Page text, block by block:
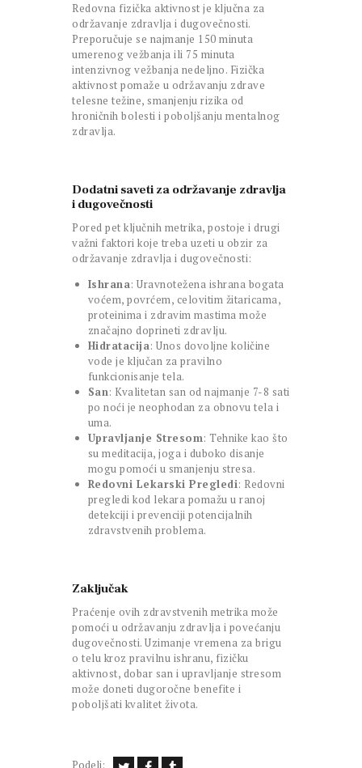
Redovna fizička aktivnost je ključna za
održavanje zdravlja i dugovečnosti.
Preporučuje se najmanje 150 minuta
umerenog vežbanja ili 75 minuta
intenzivnog vežbanja nedeljno. Fizička
aktivnost pomaže u održavanju zdrave
telesne težine, smanjenju rizika od
hroničnih bolesti i poboljšanju mentalnog
zdravlja.
Dodatni saveti za održavanje zdravlja
i dugovečnosti
Pored pet ključnih metrika, postoje i drugi
važni faktori koje treba uzeti u obzir za
održavanje zdravlja i dugovečnosti:
Ishrana: Uravnotežena ishrana bogata
voćem, povrćem, celovitim žitaricama,
proteinima i zdravim mastima može
značajno doprineti zdravlju.
Hidratacija: Unos dovoljne količine
vode je ključan za pravilno
funkcionisanje tela.
San: Kvalitetan san od najmanje 7-8 sati
po noći je neophodan za obnovu tela i
uma.
Upravljanje Stresom: Tehnike kao što
su meditacija, joga i duboko disanje
mogu pomoći u smanjenju stresa.
Redovni Lekarski Pregledi: Redovni
pregledi kod lekara pomažu u ranoj
detekciji i prevenciji potencijalnih
zdravstvenih problema.
Zaključak
Praćenje ovih zdravstvenih metrika može
pomoći u održavanju zdravlja i povećanju
dugovečnosti. Uzimanje vremena za brigu
o telu kroz pravilnu ishranu, fizičku
aktivnost, dobar san i upravljanje stresom
može doneti dugoročne benefite i
poboljšati kvalitet života.
Podeli: